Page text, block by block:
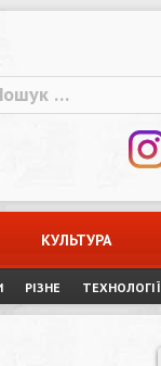
КУЛЬТУРА
РІЗНЕ ТЕХНОЛОГІЇ